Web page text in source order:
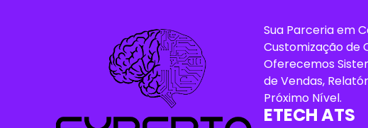
Sua Parceria em
Customização de
Oferecemos
de Vendas,
Próximo Nível.
ETECH ATS